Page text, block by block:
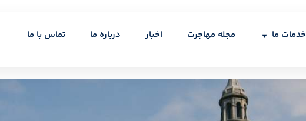
خدمات ما مجله مهاجرت اخبار درباره ما تماس با ما